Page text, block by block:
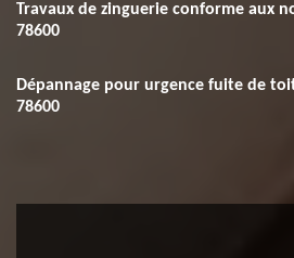
Travaux de zinguerie conforme aux
78600
Dépannage pour urgence fuite de
78600